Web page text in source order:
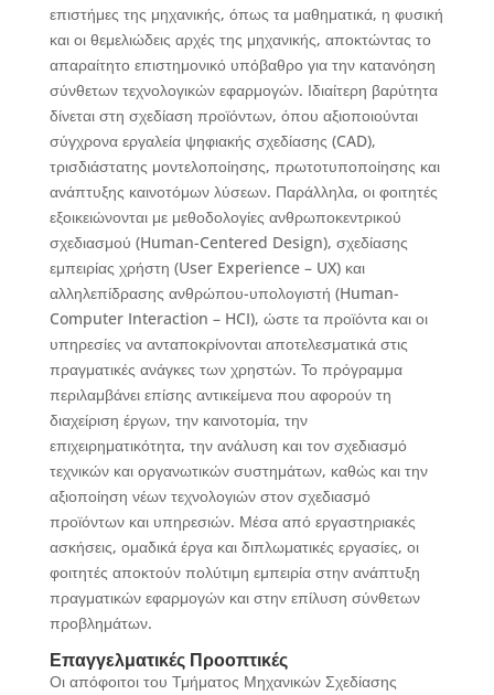
επιστήμες της μηχανικής, όπως τα μαθηματικά, η φυσική
και οι θεμελιώδεις αρχές της μηχανικής, αποκτώντας το
απαραίτητο επιστημονικό υπόβαθρο για την κατανόηση
σύνθετων τεχνολογικών εφαρμογών. Ιδιαίτερη βαρύτητα
δίνεται στη σχεδίαση προϊόντων, όπου αξιοποιούνται
σύγχρονα εργαλεία ψηφιακής σχεδίασης (CAD),
τρισδιάστατης μοντελοποίησης, πρωτοτυποποίησης και
ανάπτυξης καινοτόμων λύσεων. Παράλληλα, οι φοιτητές
εξοικειώνονται με μεθοδολογίες ανθρωποκεντρικού
σχεδιασμού (Human-Centered Design), σχεδίασης
εμπειρίας χρήστη (User Experience – UX) και
αλληλεπίδρασης ανθρώπου-υπολογιστή (Human-
Computer Interaction – HCI), ώστε τα προϊόντα και οι
υπηρεσίες να ανταποκρίνονται αποτελεσματικά στις
πραγματικές ανάγκες των χρηστών. Το πρόγραμμα
περιλαμβάνει επίσης αντικείμενα που αφορούν τη
διαχείριση έργων, την καινοτομία, την
επιχειρηματικότητα, την ανάλυση και τον σχεδιασμό
τεχνικών και οργανωτικών συστημάτων, καθώς και την
αξιοποίηση νέων τεχνολογιών στον σχεδιασμό
προϊόντων και υπηρεσιών. Μέσα από εργαστηριακές
ασκήσεις, ομαδικά έργα και διπλωματικές εργασίες, οι
φοιτητές αποκτούν πολύτιμη εμπειρία στην ανάπτυξη
πραγματικών εφαρμογών και στην επίλυση σύνθετων
προβλημάτων.
Επαγγελματικές Προοπτικές
Οι απόφοιτοι του Τμήματος Μηχανικών Σχεδίασης